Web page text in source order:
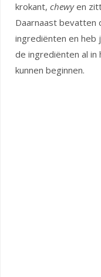
krokant, chewyen
Daarnaast bevatten
ingrediënten en heb
de ingrediënten al in
kunnen beginnen.